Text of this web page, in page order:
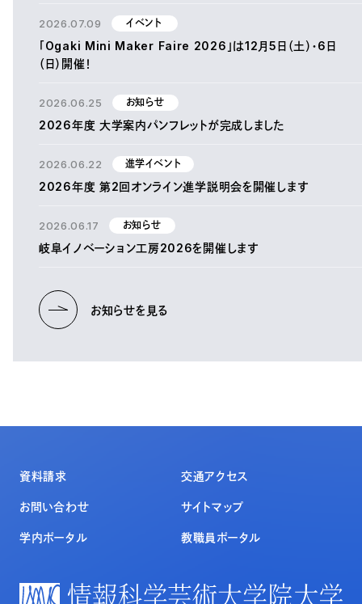
2026.07.09 イベント
「Ogaki Mini Maker Faire 2026」は12月5日（土）・6日
（日）開催！
2026.06.25 お知らせ
2026年度 大学案内パンフレットが完成しました
2026.06.22 進学イベント
2026年度 第2回オンライン進学説明会を開催します
2026.06.17 お知らせ
岐阜イノベーション工房2026を開催します
お知らせを見る
資料請求 交通アクセス
お問い合わせ サイトマップ
学内ポータル 教職員ポータル